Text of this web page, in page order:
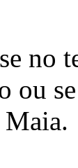
no
ou